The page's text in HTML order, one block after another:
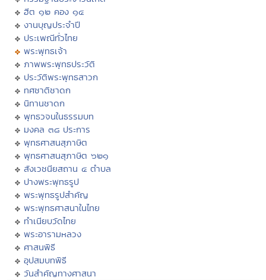
ฮีต ๑๒ คอง ๑๔
งานบุญประจำปี
ประเพณีทั่วไทย
พระพุทธเจ้า
ภาพพระพุทธประวัติ
ประวัติพระพุทธสาวก
ทศชาติชาดก
นิทานชาดก
พุทธวจนในธรรมบท
มงคล ๓๘ ประการ
พุทธศาสนสุภาษิต
พุทธศาสนสุภาษิต ๖๒๑
สังเวชนียสถาน ๔ ตำบล
ปางพระพุทธรูป
พระพุทธรูปสำคัญ
พระพุทธศาสนาในไทย
ทำเนียบวัดไทย
พระอารามหลวง
ศาสนพิธี
อุปสมบทพิธี
วันสำคัญทางศาสนา